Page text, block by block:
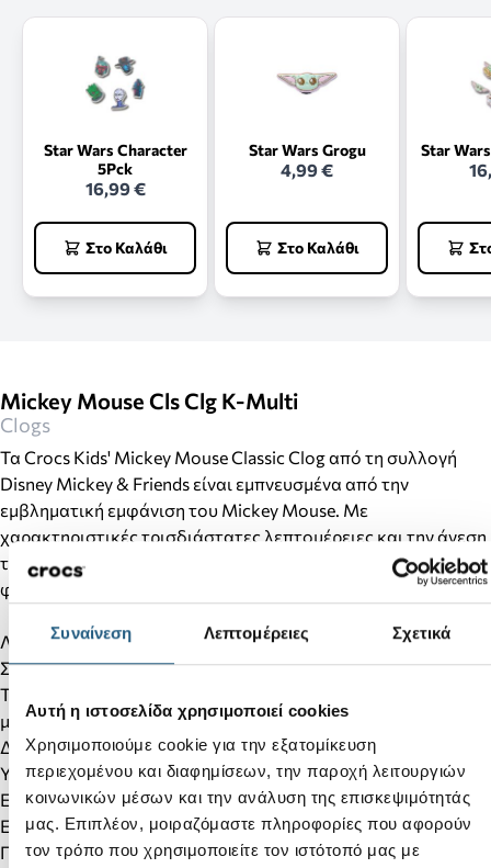
Συναίνεση Λεπτομέρειες Σχετικά
Αυτή η ιστοσελίδα χρησιμοποιεί cookies
Χρησιμοποιούμε cookie για την εξατομίκευση
περιεχομένου και διαφημίσεων, την παροχή λειτουργιών
κοινωνικών μέσων και την ανάλυση της επισκεψιμότητάς
μας. Επιπλέον, μοιραζόμαστε πληροφορίες που αφορούν
τον τρόπο που χρησιμοποιείτε τον ιστότοπό μας με
Star Wars Character
5Pck
16,99 €
Στο Καλάθι
Star Wars Grogu
4,99 €
Στο Καλάθι
Star
Mickey Mouse Cls Clg K-Multi
Clogs
Τα Crocs Kids' Mickey Mouse Classic Clog από τη συλλογή
Disney Mickey & Friends είναι εμπνευσμένα από την
εμβληματική εμφάνιση του Mickey Mouse. Με
χαρακτηριστικές τρισδιάστατες λεπτομέρειες και την άνεση
της Crocs, αποτελούν την ιδανική επιλογή για κάθε μικρό
φίλο της Disney.
Λεπτομέρειες προϊόντος:
Σχέδιο εμπνευσμένο από τον Mickey Mouse.
Τρισδιάστατες λεπτομέρειες του Mickey Mouse στο επάνω
μέρος.
Διακοσμητικά rivets με τον Mickey Mouse.
Υπογραφή του Mickey Mouse στο λουράκι φτέρνας.
Εξαιρετικά ελαφριά και άνετα.
Εύκολα στον καθαρισμό και γρήγορο στέγνωμα.
Περιστρεφόμενο λουράκι φτέρνας για πιο σταθερή